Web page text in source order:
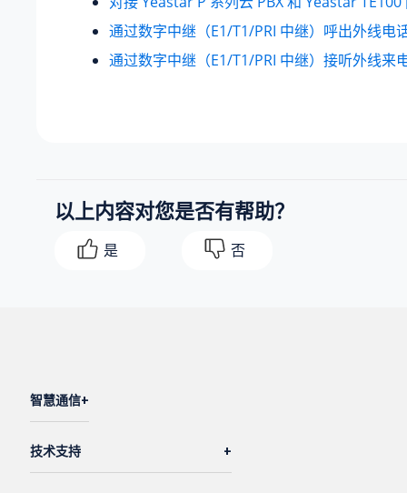
通过数字中继（E1/T1/PRI 中继）呼出外线电
通过数字中继（E1/T1/PRI 中继）接听外线来
以上内容对您是否有帮助？
是 否
智慧通信
技术支持